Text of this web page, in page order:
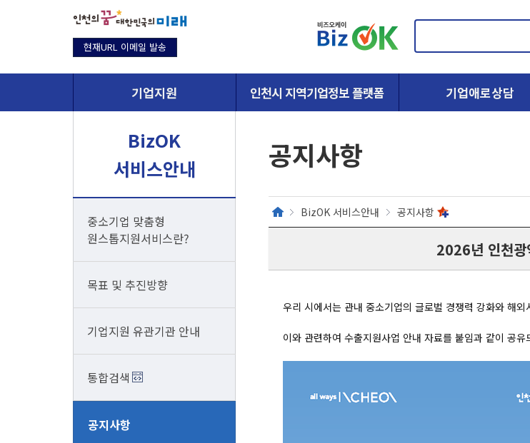
검
현재URL 이메일 발송
기업지원 인천시 지역기업정보 플랫폼 기업애로상담
BizOK
서비스안내
중소기업 맞춤형
원스톱지원서비스란?
목표 및 추진방향
기업지원 유관기관 안내
통합검색
공지사항
공지사항
BizOK 서비스안내 공지사항
2026년 인천광
우리 시에서는 관내 중소기업의 글로벌 경쟁력 강화와 해
이와 관련하여 수출지원사업 안내 자료를 붙임과 같이 공유